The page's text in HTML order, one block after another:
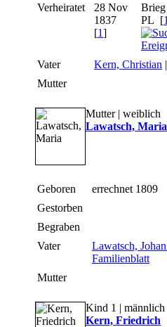
Verheiratet
28 Nov
1837
[1]
PL [1
Vater Kern, Christian |
Mutter
Mutter | weiblich
Lawatsch, Maria
Geboren
errechnet 1809
Gestorben
Begraben
Vater
Lawatsch,
Familienblatt
Mutter
Kind 1 | männlich
Kern, Friedrich